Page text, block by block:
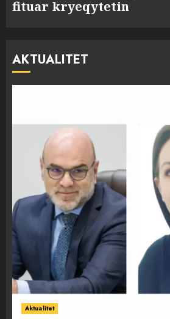
fituar kryeqytetin
AKTUALITET
Aktualitet